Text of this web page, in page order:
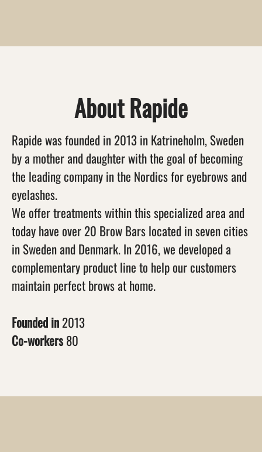
About Rapide
Rapide was founded in 2013 in Katrineholm, Sweden
by a mother and daughter with the goal of becoming
the leading company in the Nordics for eyebrows and
eyelashes.
We offer treatments within this specialized area and
today have over 20 Brow Bars located in seven cities
in Sweden and Denmark. In 2016, we developed a
complementary product line to help our customers
maintain perfect brows at home.
Founded in2013
Co-workers80